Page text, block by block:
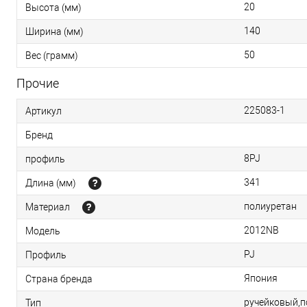
Высота (мм) 20
Ширина (мм) 140
Вес (грамм) 50
Прочие
Артикул 225083-1
Бренд
профиль 8PJ
Длина (мм) 341
Материал полиуретан
Модель 2012NB
Профиль PJ
Страна бренда Япония
Тип